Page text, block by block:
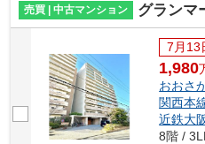
売買 | 中古マンション
グランマークス
7月13
1,980
おおさ
関西本
近鉄大
8階 /